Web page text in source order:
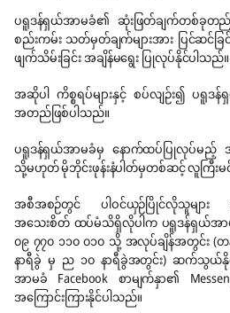
ပရူဒန်ရှယ်အာမခံ၏ ဆုံးဖြတ်ချက်တစ်ခုတည်းဖ
စည်းကမ်း သတ်မှတ်ချက်များအား ပြင်ဆင်ခ
ဖျက်သိမ်းခြင်း အချိန်မရွေး ပြုလုပ်နိုင်ပါသည်။
အဆိုပါ ကိစ္စရပ်များနှင့် စပ်လျဉ်း၍ ပရူ
အတည်ဖြစ်ပါသည်။
ပရူဒန်ရှယ်အာမခံမှ နောက်ထပ်ပြုလုပ်မည့်
သို့မဟုတ် မိုဘိုင်းဖုန်းနံပါတ်မှတစ်ဆင့် လူကြီ
အစီအစဉ်တွင် ပါဝင်ယှဉ်ပြိုင်လိုသူမျာ
အသေးစိတ် ထပ်မံသိရှိလိုပါက ပရူဒန်ရှယ်အာမခံ
၀၉ ၇၇၀ ၁၁၀ ၀၁၀ သို့ အလုပ်ချိန်အတွင်း (တ
နာရီခွဲ မှ ည ၁၀ နာရီခွဲအတွင်း) ဆက်သွယ်
အာမခံ Facebook စာမျက်နှာ၏
အကြောင်းကြားနိုင်ပါသည်။